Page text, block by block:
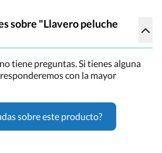
sobre "Llavero peluche
tiene preguntas. Si tienes alguna
con la mayor
sobre este producto?